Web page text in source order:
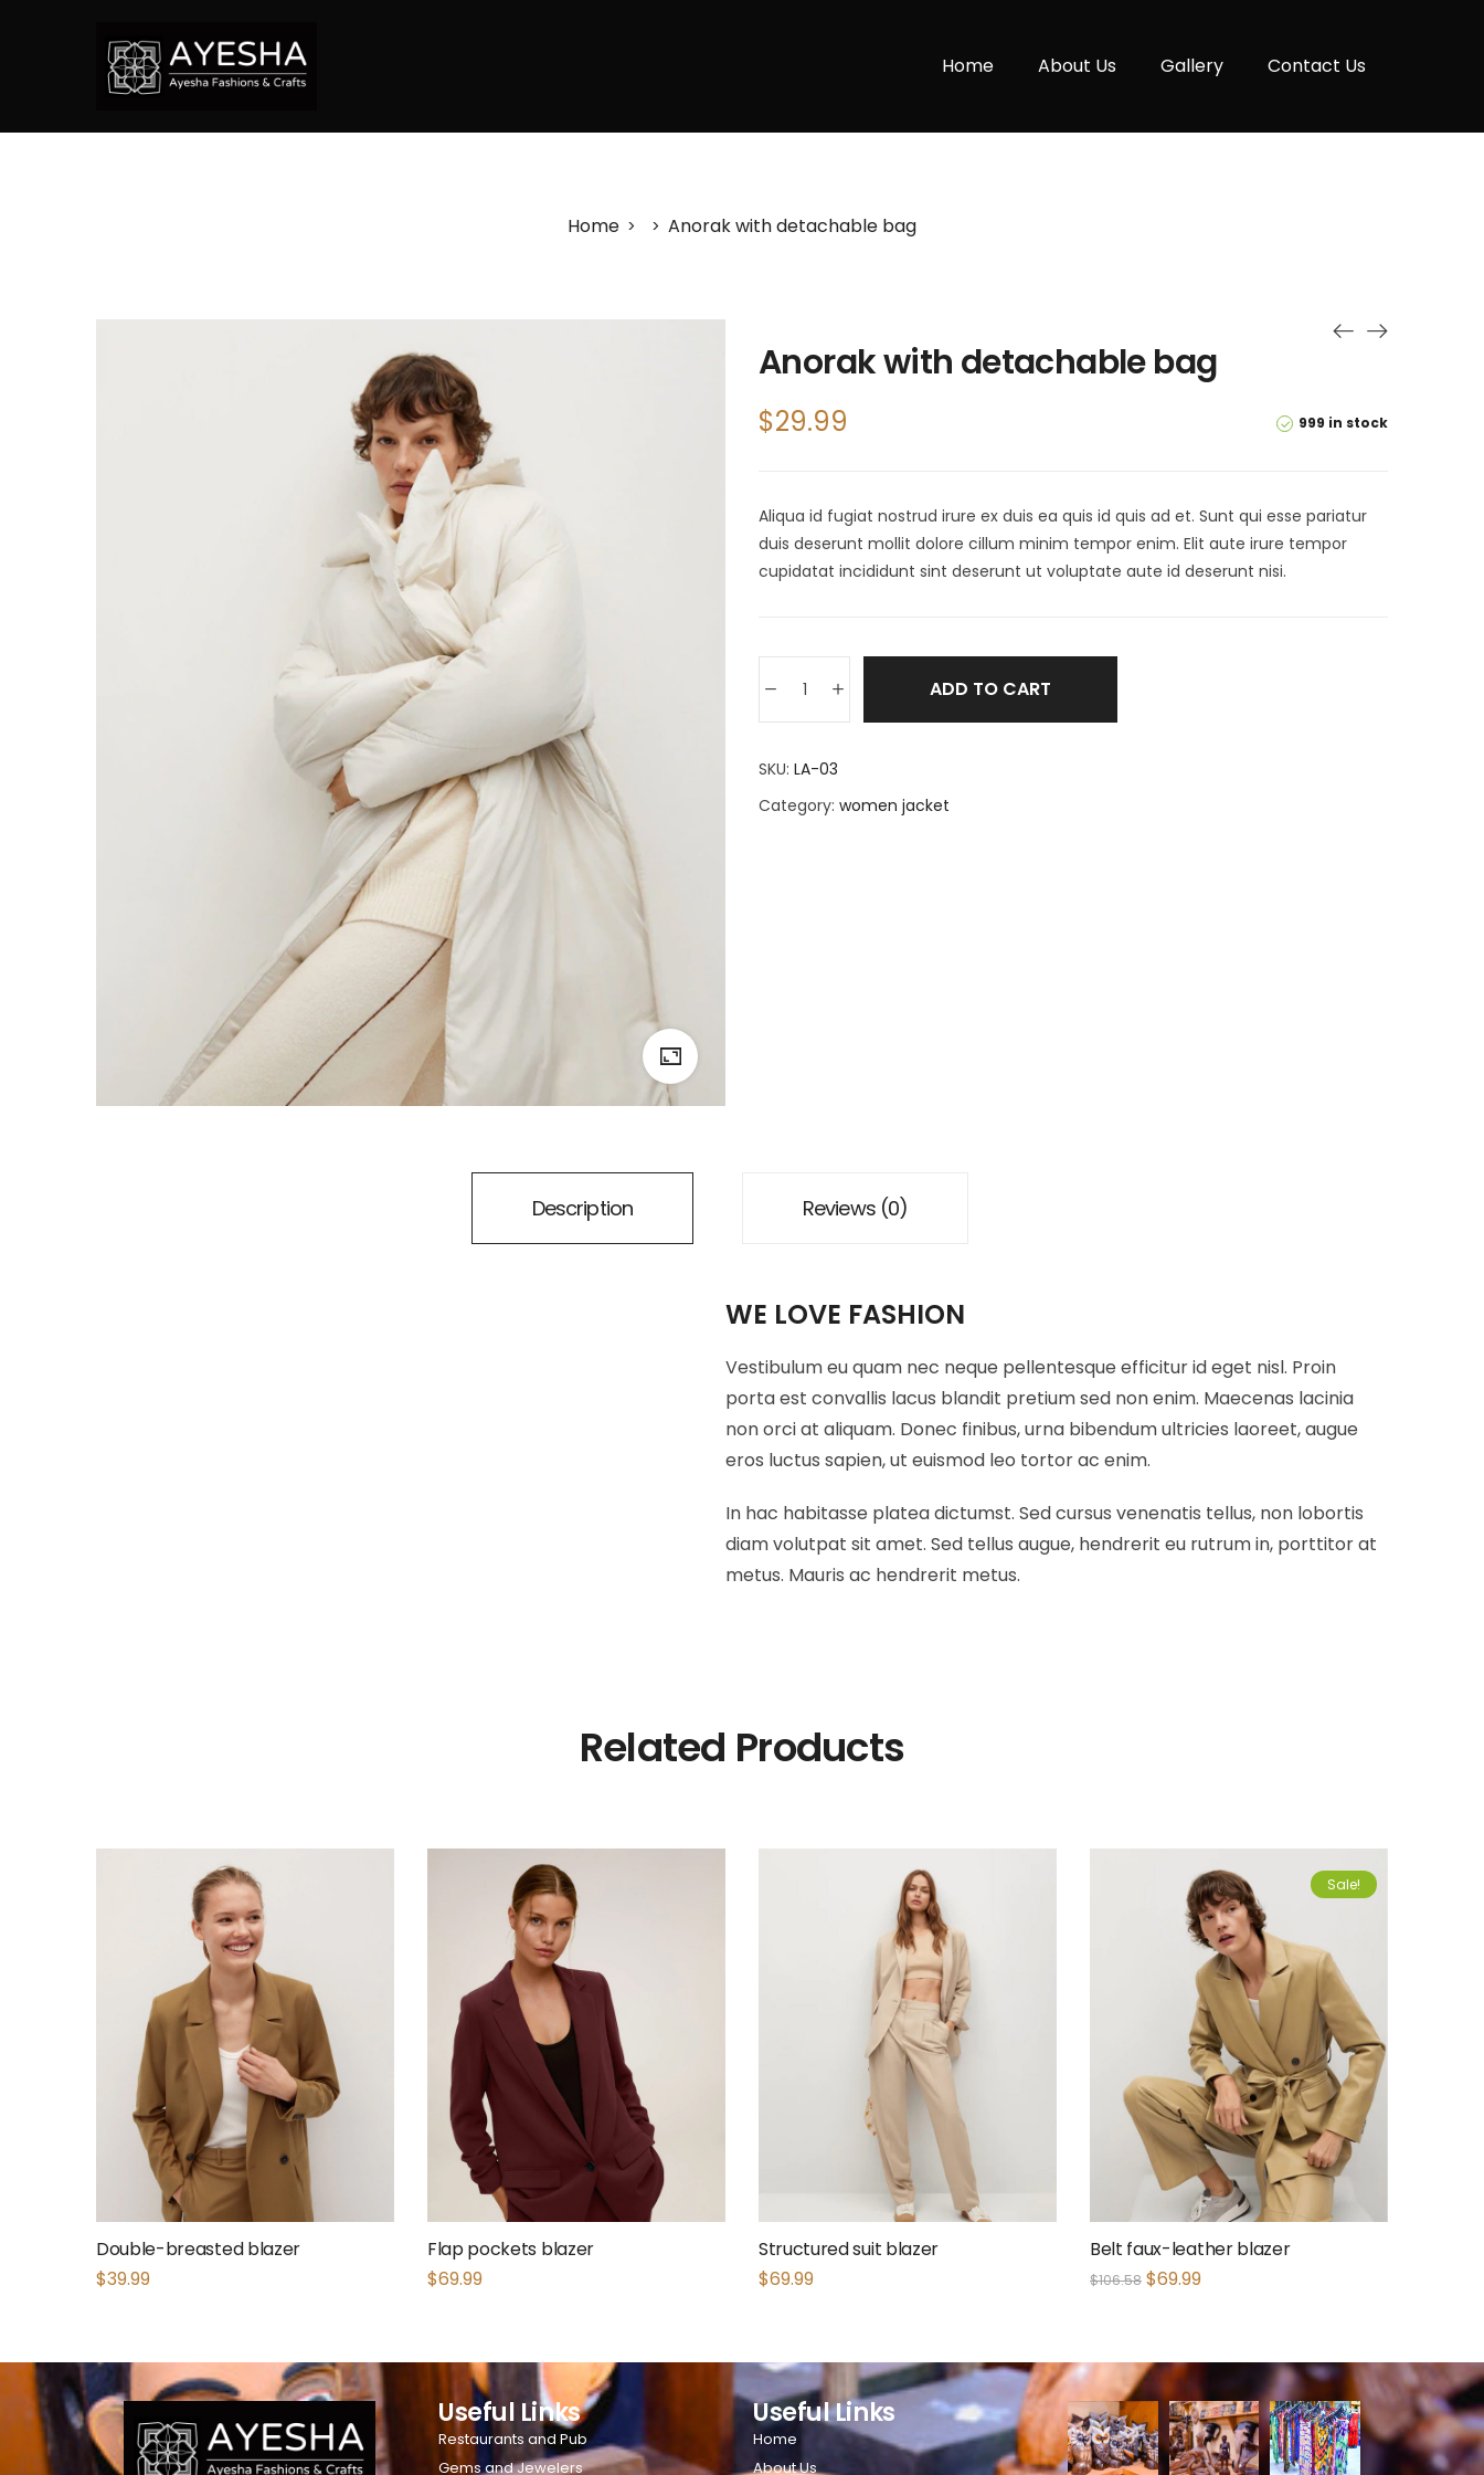
Home About Us Gallery Contact Us
Home > > Anorak with detachable bag
Anorak with detachable bag
999 in stock
$29.99
Aliqua id fugiat nostrud irure ex duis ea quis id quis ad et. Sunt qui esse pariatur
duis deserunt mollit dolore cillum minim tempor enim. Elit aute irure tempor
cupidatat incididunt sint deserunt ut voluptate aute id deserunt nisi.
ADD TO CART
SKU: LA-03
Category: women jacket
Description Reviews (0)
WE LOVE FASHION
Vestibulum eu quam nec neque pellentesque efficitur id eget nisl. Proin
porta est convallis lacus blandit pretium sed non enim. Maecenas lacinia
non orci at aliquam. Donec finibus, urna bibendum ultricies laoreet, augue
eros luctus sapien, ut euismod leo tortor ac enim.
In hac habitasse platea dictumst. Sed cursus venenatis tellus, non lobortis
diam volutpat sit amet. Sed tellus augue, hendrerit eu rutrum in, porttitor at
metus. Mauris ac hendrerit metus.
Related Products
Double-breasted blazer
$39.99
Flap pockets blazer
$69.99
Structured suit blazer
$69.99
Sale!
Belt faux-leather blazer
$106.58 $69.99
Useful Links
Restaurants and Pub
Gems and Jewelers
Useful Links
Home
About Us